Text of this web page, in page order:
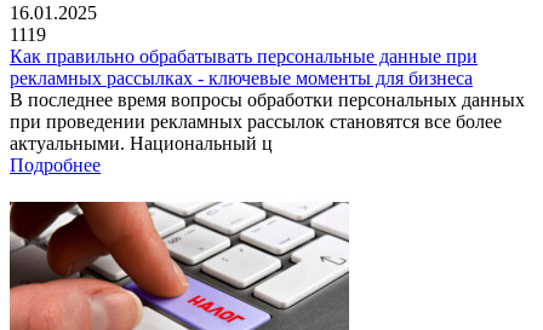
16.01.2025
1119
Как правильно обрабатывать персональные данные при
рекламных рассылках - ключевые моменты для бизнеса
В последнее время вопросы обработки персональных данных
при проведении рекламных рассылок становятся все более
актуальными. Национальный ц
Подробнее